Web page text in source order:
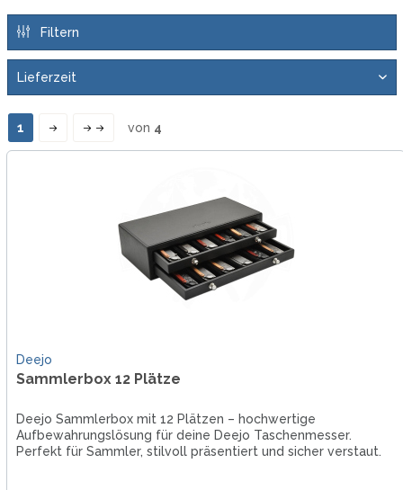
Filtern
1 von 4
Deejo
Sammlerbox 12 Plätze
Deejo Sammlerbox mit 12 Plätzen – hochwertige
Aufbewahrungslösung für deine Deejo Taschenmesser.
Perfekt für Sammler, stilvoll präsentiert und sicher verstaut.